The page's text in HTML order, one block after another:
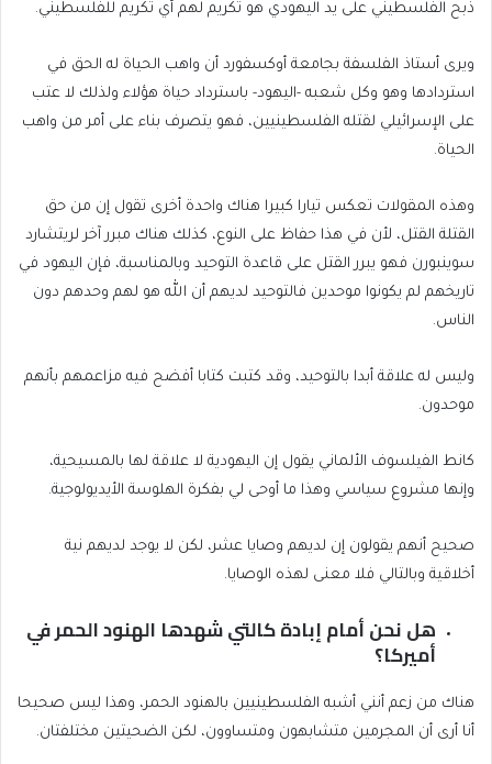
ذبح الفلسطيني على يد اليهودي هو تكريم لهم أي تكريم للفلسطيني.
ويرى أستاذ الفلسفة بجامعة أوكسفورد أن واهب الحياة له الحق في
استردادها وهو وكل شعبه -اليهود- باسترداد حياة هؤلاء ولذلك لا عتب
على الإسرائيلي لقتله الفلسطينيين، فهو يتصرف بناء على أمر من واهب
الحياة.
وهذه المقولات تعكس تيارا كبيرا هناك واحدة أخرى تقول إن من حق
القتلة القتل، لأن في هذا حفاظ على النوع، كذلك هناك مبرر آخر لريتشارد
سوينبورن فهو يبرر القتل على قاعدة التوحيد وبالمناسبة، فإن اليهود في
تاريخهم لم يكونوا موحدين فالتوحيد لديهم أن الله هو لهم وحدهم دون
الناس.
وليس له علاقة أبدا بالتوحيد، وقد كتبت كتابا أفضح فيه مزاعمهم بأنهم
موحدون.
كانط الفيلسوف الألماني يقول إن اليهودية لا علاقة لها بالمسيحية،
وإنها مشروع سياسي وهذا ما أوحى لي بفكرة الهلوسة الأيديولوجية.
صحيح أنهم يقولون إن لديهم وصايا عشر، لكن لا يوجد لديهم نية
أخلاقية وبالتالي فلا معنى لهذه الوصايا.
هل نحن أمام إبادة كالتي شهدها الهنود الحمر في
أميركا؟
هناك من زعم أنني أشبه الفلسطينيين بالهنود الحمر، وهذا ليس صحيحا
أنا أرى أن المجرمين متشابهون ومتساوون، لكن الضحيتين مختلفتان.